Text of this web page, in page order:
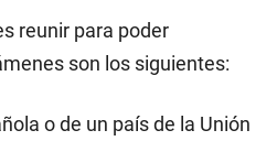
reunir para poder
son los siguientes:
o de un país de la Unión